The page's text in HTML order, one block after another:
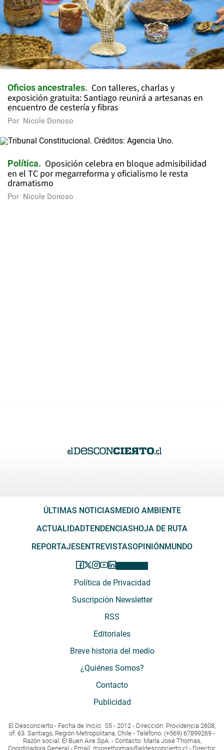
Oficios ancestrales
Con talleres, charlas y
exposición gratuita: Santiago reunirá a artesanas en
encuentro de cestería y fibras
Por Nicole Donoso
Política
Oposición celebra en bloque admisibilidad
en el TC por megarreforma y oficialismo le resta
dramatismo
Por Nicole Donoso
ÚLTIMAS NOTICIAS MEDIO AMBIENTE
ACTUALIDADTENDENCIAS HOJA DE RUTA
REPORTAJES ENTREVISTASOPINIÓN MUNDO
Política de Privacidad
Suscripción Newsletter
RSS
Editoriales
Breve historia del medio
¿Quiénes Somos?
Contacto
Publicidad
El Desconcierto - Fecha de Inicio: 05 - 2012 - Dirección: Providencia 2608,
of. 63. Santiago, Región Metropolitana, Chile - Teléfono: (+569) 67899269 -
Razón social: El Buen Aire SpA. - Contacto: María José Thomas,
Coordinadora General - Email: mjosethomas@eldesconcierto.cl - Director: